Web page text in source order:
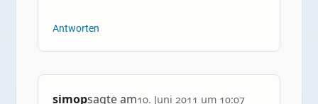
Antworten
simopsagte am10. Juni 2011 um 10:07